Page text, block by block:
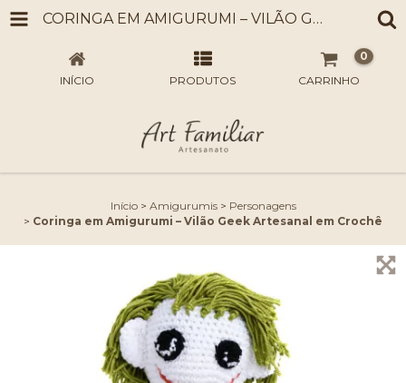
CORINGA EM AMIGURUMI – VILÃO GEEK ARTESANAL EM CROCHÊ
INÍCIO PRODUTOS CARRINHO
0
Início > Amigurumis > Personagens
> Coringa em Amigurumi – Vilão Geek Artesanal em Crochê